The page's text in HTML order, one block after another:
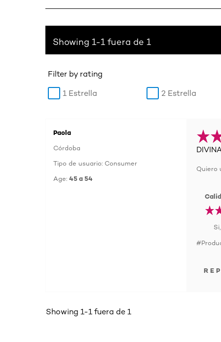
Showing 1-1 fuera de 1
Filter by rating
1 Estrella 2 Estrella
Paola
Córdoba
Tipo de usuario: Consumer
Age: 45 a 54
Quiero
Showing 1-1 fuera de 1